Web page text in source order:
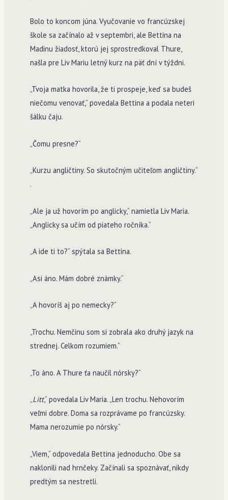
Bolo to koncom júna. Vyučovanie vo francúzskej
škole sa začínalo až v septembri, ale Bettina na
Madinu žiadosť, ktorú jej sprostredkoval Thure,
našla pre Liv Mariu letný kurz na päť dní v týždni.
„Tvoja matka hovorila, že ti prospeje, keď sa budeš
niečomu venovať,“ povedala Bettina a podala neteri
šálku čaju.
„Čomu presne?“
„Kurzu angličtiny. So skutočným učiteľom angličtiny.“
.
„Ale ja už hovorím po anglicky,“ namietla Liv Maria.
„Anglicky sa učím od piateho ročníka.“
„A ide ti to?“ spýtala sa Bettina.
„Asi áno. Mám dobré známky.“
„A hovoríš aj po nemecky?“
„Trochu. Nemčinu som si zobrala ako druhý jazyk na
strednej. Celkom rozumiem.“
„To áno. A Thure ťa naučil nórsky?“
„Litt,“ povedala Liv Maria. „Len trochu. Nehovorím
veľmi dobre. Doma sa rozprávame po francúzsky.
Mama nerozumie po nórsky.“
„Viem,“ odpovedala Bettina jednoducho. Obe sa
naklonili nad hrnčeky. Začínali sa spoznávať, nikdy
predtým sa nestretli.